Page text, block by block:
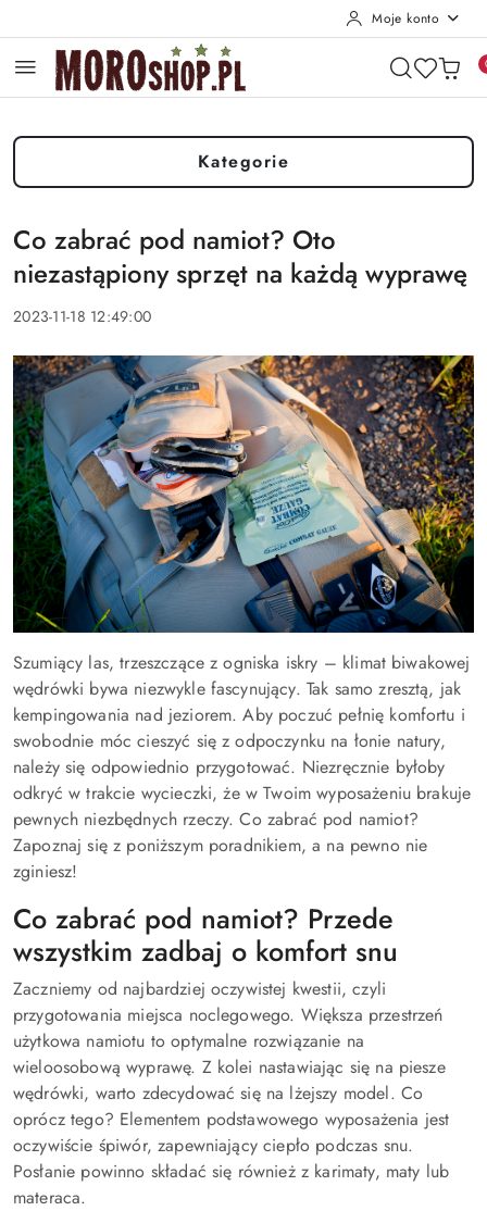
Moje konto
Kategorie
Co zabrać pod namiot? Oto
niezastąpiony sprzęt na każdą wyprawę
2023-11-18 12:49:00
Szumiący las, trzeszczące z ogniska iskry – klimat biwakowej
wędrówki bywa niezwykle fascynujący. Tak samo zresztą, jak
kempingowania nad jeziorem. Aby poczuć pełnię komfortu i
swobodnie móc cieszyć się z odpoczynku na łonie natury,
należy się odpowiednio przygotować. Niezręcznie byłoby
odkryć w trakcie wycieczki, że w Twoim wyposażeniu brakuje
pewnych niezbędnych rzeczy. Co zabrać pod namiot?
Zapoznaj się z poniższym poradnikiem, a na pewno nie
zginiesz!
Co zabrać pod namiot? Przede
wszystkim zadbaj o komfort snu
Zaczniemy od najbardziej oczywistej kwestii, czyli
przygotowania miejsca noclegowego. Większa przestrzeń
użytkowa namiotu to optymalne rozwiązanie na
wieloosobową wyprawę. Z kolei nastawiając się na piesze
wędrówki, warto zdecydować się na lżejszy model. Co
oprócz tego? Elementem podstawowego wyposażenia jest
oczywiście śpiwór, zapewniający ciepło podczas snu.
Posłanie powinno składać się również z karimaty, maty lub
materaca.